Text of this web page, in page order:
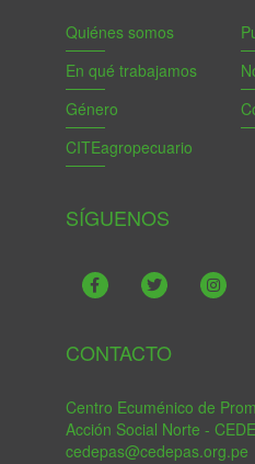
Quiénes somos
En qué trabajamos
Género
CITEagropecuario
SÍGUENOS
CONTACTO
Centro Ecuménico de
Acción Social Norte -
cedepas@cedepas.org.pe